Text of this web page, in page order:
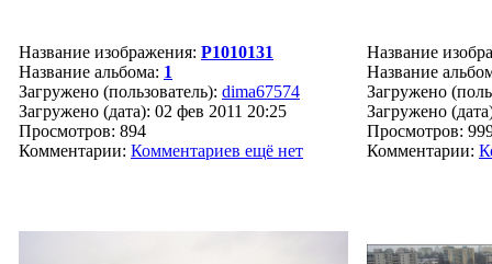
Название изображения: P1010131
Название альбома: 1
Загружено (пользователь): dima67574
Загружено (дата): 02 фев 2011 20:25
Просмотров: 894
Комментарии: Комментариев ещё нет
Название
Название
Загружено
Загружено
Просмотров:
Комментарии: